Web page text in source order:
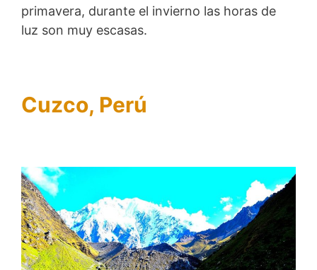
primavera, durante el invierno las horas de
luz son muy escasas.
Cuzco, Perú